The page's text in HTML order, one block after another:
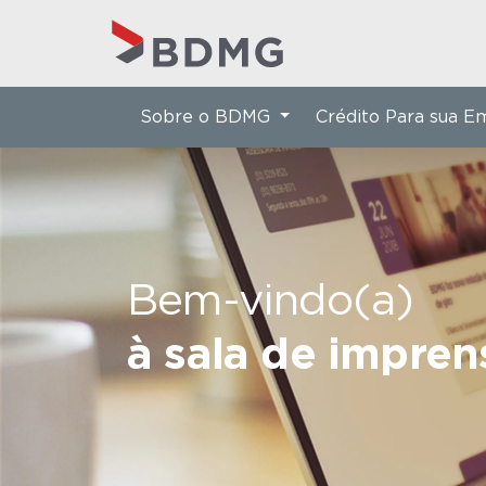
Bem-vindo(a)
à sala de
Sobre o BDMG Crédito Para sua